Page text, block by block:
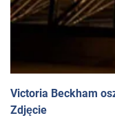
Victoria Beckham
Zdjęcie